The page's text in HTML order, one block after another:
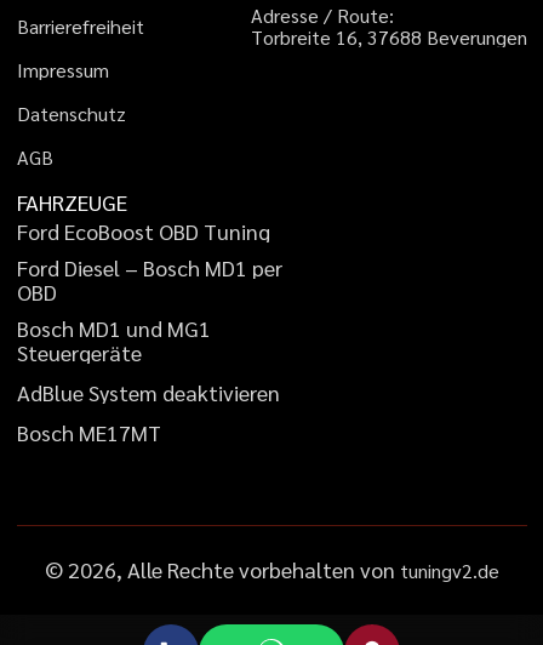
Barrierefreiheit
Impressum
Datenschutz
AGB
Adresse / Route:
Torbreite 16, 37688 Beverungen
FAHRZEUGE
Ford EcoBoost OBD Tuning
Ford Diesel – Bosch MD1 per
OBD
Bosch MD1 und MG1
Steuergeräte
AdBlueSystem deaktivieren
Bosch ME17MT
© 2026, Alle Rechte vorbehalten von tuningv2.de